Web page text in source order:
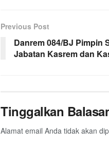
Previous Post
Danrem 084/BJ Pimpin
Jabatan Kasrem dan
Tinggalkan
Alamat email Anda tidak akan